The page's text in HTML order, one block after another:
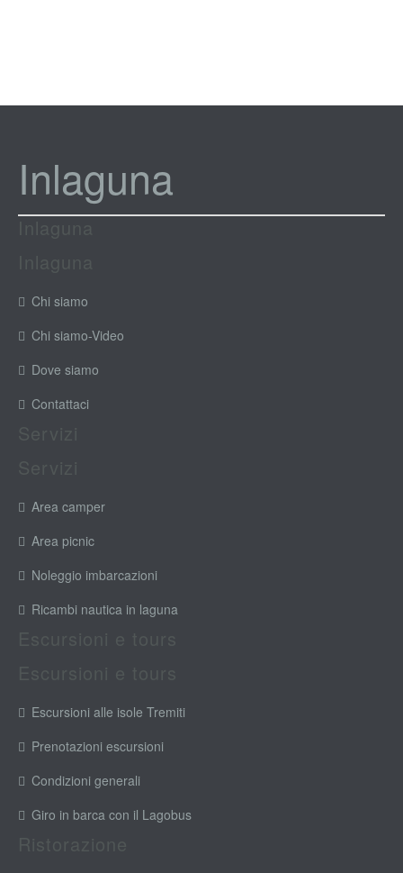
Inlaguna
Chi siamo
Chi siamo-Video
Dove siamo
Contattaci
Area camper
Area picnic
Noleggio imbarcazioni
Ricambi nautica in laguna
Escursioni alle isole Tremiti
Prenotazioni escursioni
Condizioni generali
Giro in barca con il Lagobus